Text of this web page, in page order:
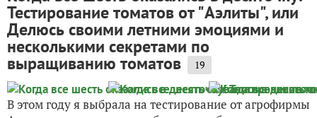
Тестирование томатов от "Аэлиты", или
Делюсь своими летними эмоциями и
несколькими секретами по
выращиванию томатов 19
В этом году я выбрала на тестирование от агрофирмы